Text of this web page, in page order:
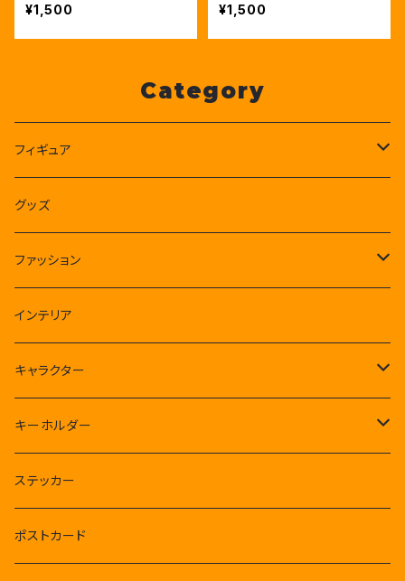
¥1,500
¥1,500
Category
フィギュア
CSHボクセルフィギュア
クルリン王国
クルリン王子
ルンルンバ
グッズ
ファッション
Tシャツ
インテリア
キャラクター
CSH
フィギュア
アバター
クルリン王国
ルンルンバ
キーホルダー
煩悩パンダ
肉球千手観音ミニ
ステッカー
ポストカード